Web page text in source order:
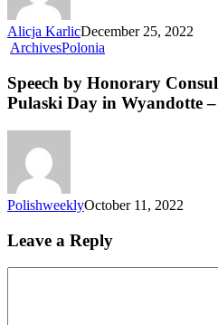
Alicja KarlicDecember 25, 2022
ArchivesPolonia
Speech by Honorary
Pulaski Day in Wyandotte
PolishweeklyOctober 11, 2022
Leave a Reply